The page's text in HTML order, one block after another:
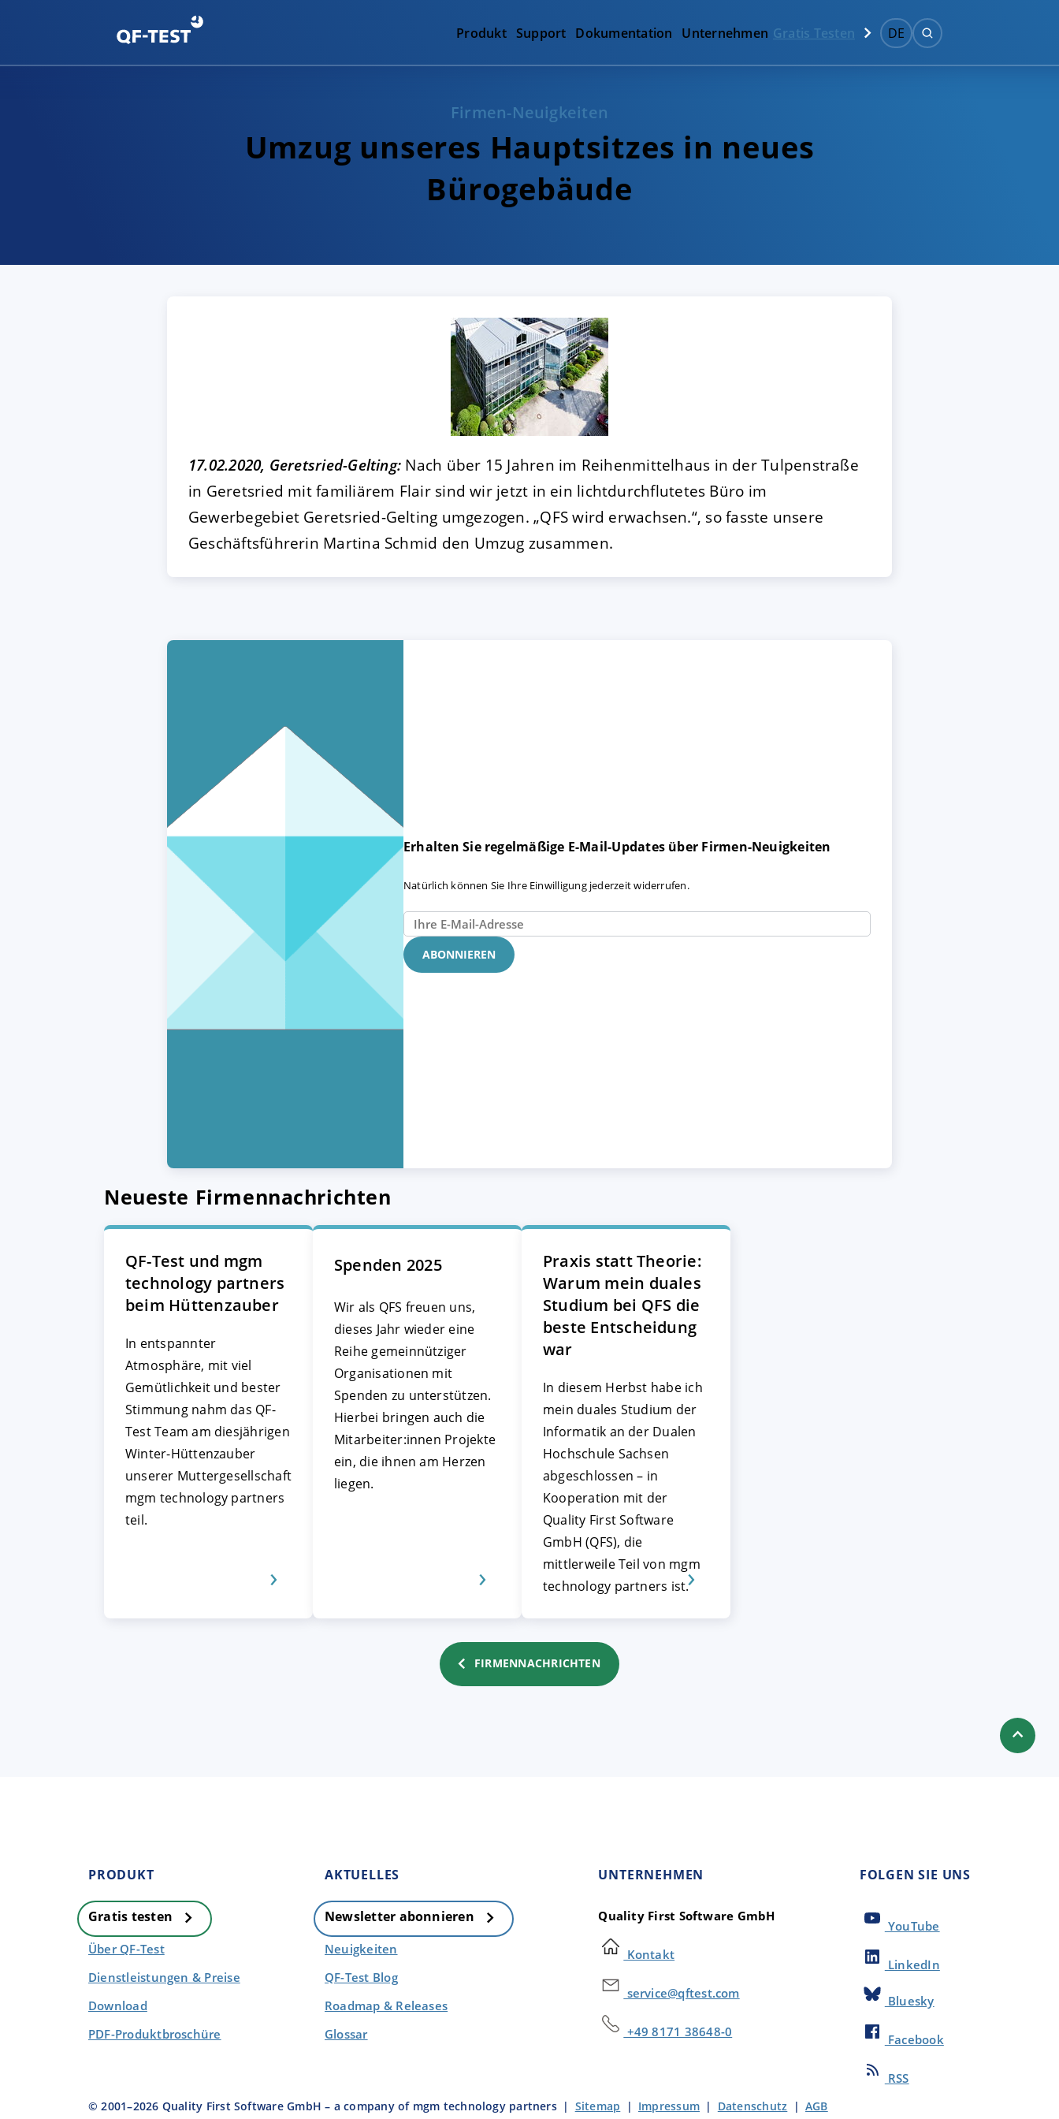
Produkt Support Dokumentation Unternehmen Gratis Testen DE
Firmen-Neuigkeiten
Umzug unseres Hauptsitzes in neues
Bürogebäude
17.02.2020, Geretsried-Gelting: Nach über 15 Jahren im Reihenmittelhaus in der Tulpenstraße
in Geretsried mit familiärem Flair sind wir jetzt in ein lichtdurchflutetes Büro im
Gewerbegebiet Geretsried-Gelting umgezogen. „QFS wird erwachsen.“, so fasste unsere
Geschäftsführerin Martina Schmid den Umzug zusammen.
Erhalten Sie regelmäßige E-Mail-Updates über Firmen-Neuigkeiten
Natürlich können Sie Ihre Einwilligung jederzeit widerrufen.
Neueste Firmennachrichten
QF-Test und mgm
technology partners
beim Hüttenzauber
In entspannter
Atmosphäre, mit viel
Gemütlichkeit und bester
Stimmung nahm das QF-
Test Team am diesjährigen
Winter-Hüttenzauber
unserer Muttergesellschaft
mgm technology partners
teil.
Spenden 2025
Wir als QFS freuen uns,
dieses Jahr wieder eine
Reihe gemeinnütziger
Organisationen mit
Spenden zu unterstützen.
Hierbei bringen auch die
Mitarbeiter:innen Projekte
ein, die ihnen am Herzen
liegen.
Praxis statt Theorie:
Warum mein duales
Studium bei QFS die
beste Entscheidung
war
In diesem Herbst habe ich
mein duales Studium der
Informatik an der Dualen
Hochschule Sachsen
abgeschlossen – in
Kooperation mit der
Quality First Software
GmbH (QFS), die
mittlerweile Teil von mgm
technology partners ist.
FIRMENNACHRICHTEN
PRODUKT
Gratis testen
Über QF-Test
Dienstleistungen & Preise
Download
PDF-Produktbroschüre
AKTUELLES
Newsletter abonnieren
Neuigkeiten
QF-Test Blog
Roadmap & Releases
Glossar
UNTERNEHMEN
Quality First Software GmbH
Kontakt
service@qftest.com
+49 8171 38648-0
FOLGEN SIE UNS
YouTube
LinkedIn
Bluesky
Facebook
RSS
© 2001–2026 Quality First Software GmbH – a company of mgm technology partners| Sitemap | Impressum | Datenschutz |AGB
ABLEHNEN
Impressum| Datenschutz